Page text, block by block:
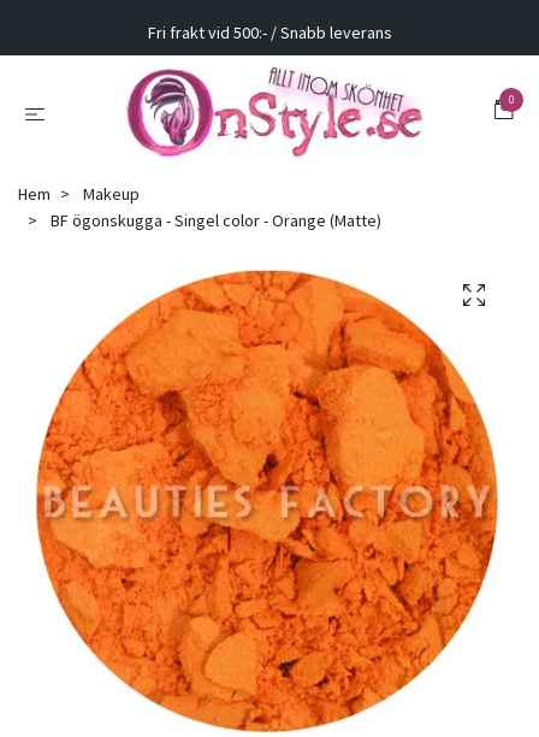
Fri frakt vid 500:- / Snabb leverans
0
Hem
Makeup
BF ögonskugga - Singel color - Orange (Matte)